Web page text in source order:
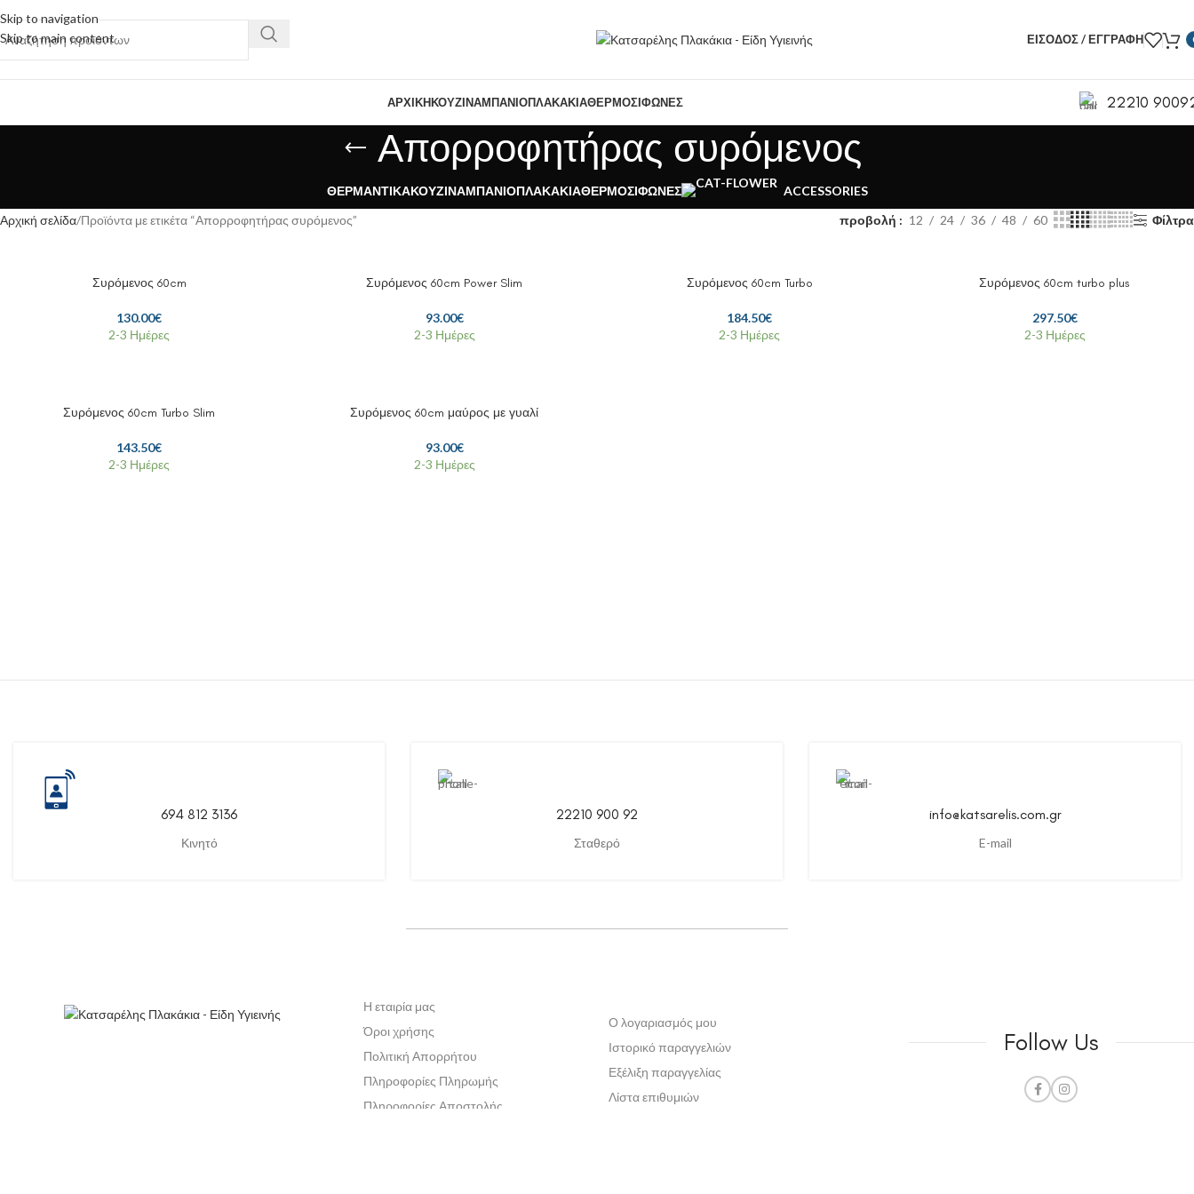
Skip to navigation
Skip to main content
ΕΊΣΟΔΟΣ / ΕΓΓΡΑΦΉ
ΑΡΧΙΚΉΚΟΥΖΊΝΑΜΠΆΝΙΟΠΛΑΚΆΚΙΑΘΕΡΜΟΣΊΦΩΝΕΣ 22210
Απορροφητήρας συρόμενος
ΘΕΡΜΑΝΤΙΚΆΚΟΥΖΊΝΑΜΠΆΝΙΟΠΛΑΚΆΚΙΑΘΕΡΜΟΣΊΦΩΝΕΣ
ACCESSORIES
Αρχική σελίδα Προϊόντα με ετικέτα “Απορροφητήρας συρόμενος” προβολή 12 24 36 48 60 Φίλτρα
Συρόμενος 60cm
130.00€
2-3 Ημέρες
Συρόμενος 60cm Power Slim
93.00€
2-3 Ημέρες
Συρόμενος 60cm Turbo
184.50€
2-3 Ημέρες
Συρόμενος 60cm turbo plus
297.50€
2-3 Ημέρες
Συρόμενος 60cm Turbo Slim
143.50€
2-3 Ημέρες
Συρόμενος 60cm μαύρος με γυαλί
93.00€
2-3 Ημέρες
694 812 3136
Κινητό
22210 900 92
Σταθερό
info@katsarelis.com.gr
E-mail
Η εταιρία μας
Όροι χρήσης
Πολιτική Απορρήτου
Πληροφορίες Πληρωμής
Πληροφορίες Αποστολής
Ο λογαριασμός μου
Ιστορικό παραγγελιών
Εξέλιξη παραγγελίας
Λίστα επιθυμιών
Follow Us